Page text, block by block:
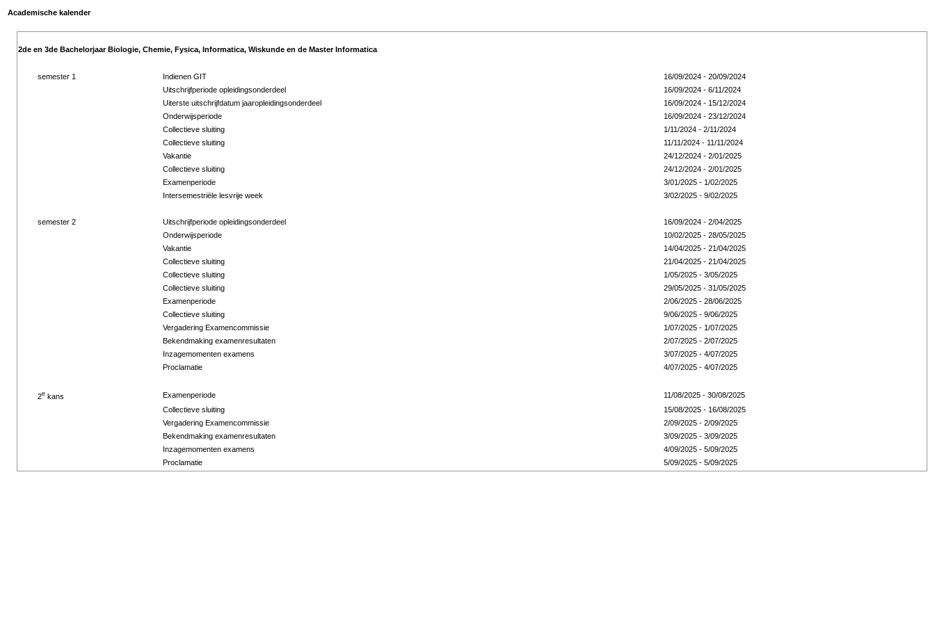
Academische kalender
2de en 3de Bachelorjaar Biologie, Chemie, Fysica, Informatica, Wiskunde en de Master Informatica
semester 1 Indienen GIT
16/09/2024 - 20/09/2024
Uitschrijfperiode opleidingsonderdeel
16/09/2024 - 6/11/2024
Uiterste uitschrijfdatum jaaropleidingsonderdeel
16/09/2024 - 15/12/2024
Onderwijsperiode
16/09/2024 - 23/12/2024
Collectieve sluiting
1/11/2024 - 2/11/2024
Collectieve sluiting
11/11/2024 - 11/11/2024
Vakantie
24/12/2024 - 2/01/2025
Collectieve sluiting
24/12/2024 - 2/01/2025
Examenperiode
3/01/2025 - 1/02/2025
Intersemestriële lesvrije week
3/02/2025 - 9/02/2025
semester 2 Uitschrijfperiode opleidingsonderdeel
16/09/2024 - 2/04/2025
Onderwijsperiode
10/02/2025 - 28/05/2025
Vakantie
14/04/2025 - 21/04/2025
Collectieve sluiting
21/04/2025 - 21/04/2025
Collectieve sluiting
1/05/2025 - 3/05/2025
Collectieve sluiting
29/05/2025 - 31/05/2025
Examenperiode
2/06/2025 - 28/06/2025
Collectieve sluiting
9/06/2025 - 9/06/2025
Vergadering Examencommissie
1/07/2025 - 1/07/2025
Bekendmaking examenresultaten
2/07/2025 - 2/07/2025
Inzagemomenten examens
3/07/2025 - 4/07/2025
Proclamatie
4/07/2025 - 4/07/2025
2e kans Examenperiode
11/08/2025 - 30/08/2025
Collectieve sluiting
15/08/2025 - 16/08/2025
Vergadering Examencommissie
2/09/2025 - 2/09/2025
Bekendmaking examenresultaten
3/09/2025 - 3/09/2025
Inzagemomenten examens
4/09/2025 - 5/09/2025
Proclamatie
5/09/2025 - 5/09/2025